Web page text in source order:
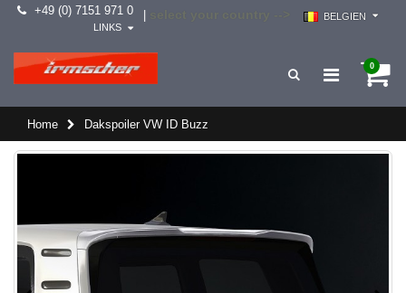
+49 (0) 7151 971 0
BELGIEN
LINKS
0
Home Dakspoiler VW ID Buzz